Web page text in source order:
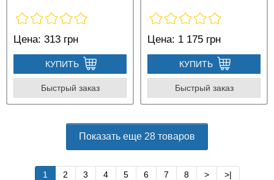
Цена: 313 грн
КУПИТЬ
Быстрый заказ
Цена: 1 175 грн
КУПИТЬ
Быстрый заказ
Показать еще 28 товаров
1 2 3 4 5 6 7 8 > >|